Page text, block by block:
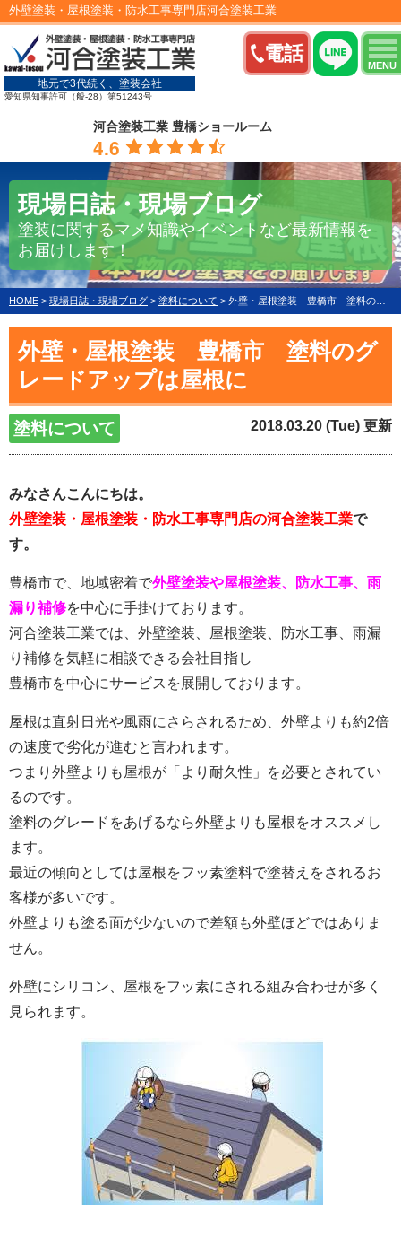
電話
MENU
外壁塗装・屋根塗装・防水工事専門店河合塗装工業
地元で3代続く、塗装会社
愛知県知事許可（般-28）第51243号
河合塗装工業 豊橋ショールーム
4.6
現場日誌・現場ブログ
塗装に関するマメ知識やイベントなど最新情報を
お届けします！
HOME > 現場日誌・現場ブログ > 塗料について > 外壁・屋根塗装 豊橋市 塗料のグレードアップは屋根に
外壁・屋根塗装 豊橋市 塗料のグ
レードアップは屋根に
塗料について 2018.03.20 (Tue) 更新
みなさんこんにちは。
外壁塗装・屋根塗装・防水工事専門店の河合塗装工業で
す。
豊橋市で、地域密着で外壁塗装や屋根塗装、防水工事、雨
漏り補修を中心に手掛けております。
河合塗装工業では、外壁塗装、屋根塗装、防水工事、雨漏
り補修を気軽に相談できる会社目指し
豊橋市を中心にサービスを展開しております。
屋根は直射日光や風雨にさらされるため、外壁よりも約2倍
の速度で劣化が進むと言われます。
つまり外壁よりも屋根が「より耐久性」を必要とされてい
るのです。
塗料のグレードをあげるなら外壁よりも屋根をオススメし
ます。
最近の傾向としては屋根をフッ素塗料で塗替えをされるお
客様が多いです。
外壁よりも塗る面が少ないので差額も外壁ほどではありま
せん。
外壁にシリコン、屋根をフッ素にされる組み合わせが多く
見られます。